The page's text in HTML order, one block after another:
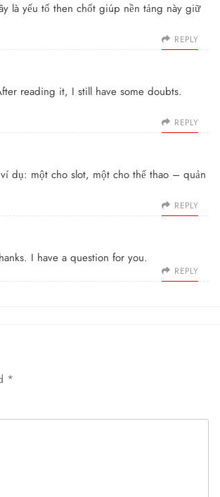
là yếu tố then chốt giúp nền tảng này giữ
REPLY
reading it, I still have some doubts.
REPLY
dụ: một cho slot, một cho thể thao – quản
REPLY
I have a question for you.
REPLY
*